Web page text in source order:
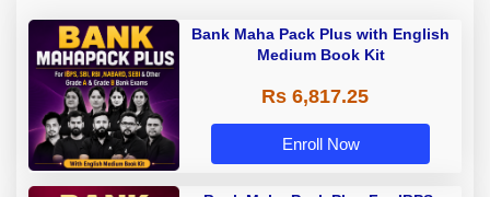
Bank Maha Pack Plus with English
Medium Book Kit
Rs 6,817.25
Enroll Now